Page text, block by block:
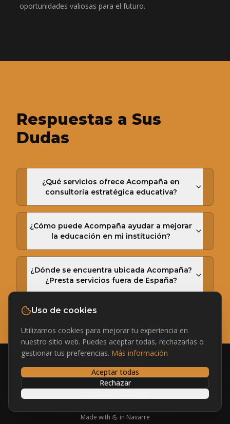
Uso de cookies
Utilizamos cookies para mejorar tu experiencia en
nuestro sitio web. Puedes aceptar todas, rechazarlas o
gestionar tus preferencias. Más información
Aceptar todas
Rechazar
¿Hablamos por WhatsApp?
oportunidades valiosas para el futuro.
Respuestas a Sus
Dudas
¿Qué servicios ofrece Acompaña en
consultoría estratégica educativa?
¿Cómo puede Acompaña ayudar a mejorar
la educación en mi institución?
¿Dónde se encuentra ubicada Acompaña?
¿Presta servicios fuera de España?
NoCodeService.com
InicioServiciosAviso legalPrivacidadCookiesContacto
Made with 💪 in Navarre